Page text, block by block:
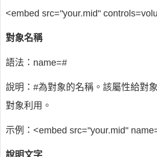
<embed src="your.mid"
對象名稱
語法：name=#
說明：#為對象的名稱。該屬性給對
對象利用。
示例：<embed src="your.mid"
說明文字